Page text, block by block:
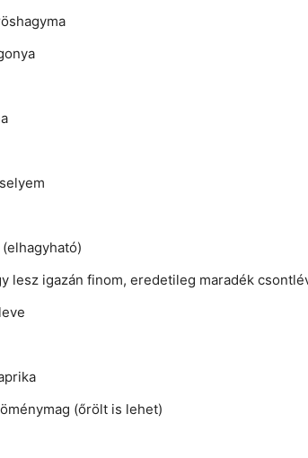
lesz igazán finom, eredetileg maradék
(őrölt is lehet)